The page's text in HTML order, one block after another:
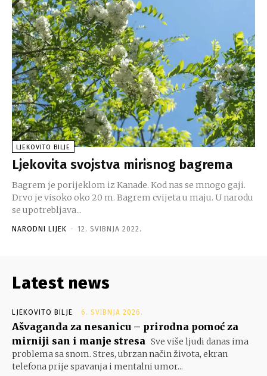
LJEKOVITO BILJE
Ljekovita svojstva mirisnog bagrema
Bagrem je porijeklom iz Kanade. Kod nas se mnogo gaji.
Drvo je visoko oko 20 m. Bagrem cvijeta u maju. U narodu
se upotrebljava...
NARODNI LIJEK - 12. SVIBNJA 2022.
Latest news
LJEKOVITO BILJE 6. SVIBNJA 2026.
Ašvaganda za nesanicu – prirodna pomoć za
mirniji san i manje stresa Sve više ljudi danas ima
problema sa snom. Stres, ubrzan način života, ekran
telefona prije spavanja i mentalni umor...